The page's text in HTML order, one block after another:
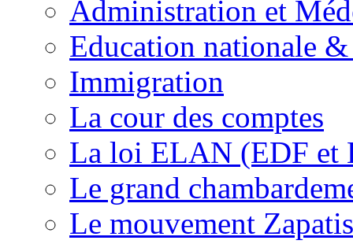
Administration et
Education nationale
Immigration
La cour des comptes
La loi ELAN (EDF et
Le grand
Le mouvement